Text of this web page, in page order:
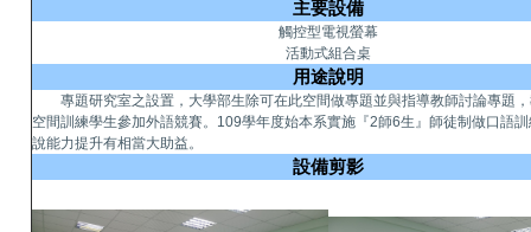
主要設備
觸控型電視螢幕
活動式組合桌
用途說明
專題研究室之設置，大學部生除可在此空間做專題並與指導教師討論專題
空間訓練學生參加外語競賽。109學年度始本系實施『2師6生』師徒制做口語
說能力提升有相當大助益。
設備剪影